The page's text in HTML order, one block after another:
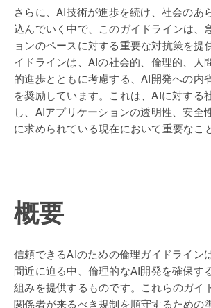
さらに、AI技術が進歩を続け、社会のあ
込んでいく中で、このガイドラインは、
ョンのペースに対する重要な対抗策を提
イドラインは、AIの社会的、倫理的、人
的進歩とともに考慮する、AI開発への内
を奨励しています。これは、AIに対する
し、AIアプリケーションの透明性、安全
に求められている現在において重要なこ
概要
信頼できるAIのための倫理ガイドライン
間近に迫る中、倫理的なAI開発を確保す
組みを提供するものです。これらのガイ
関係者が来るべき規制を順守するための